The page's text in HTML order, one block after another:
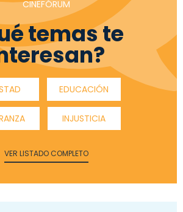
CINEFÓRUM
temas te
EDUCACIÓN
INJUSTICIA
VER LISTADO COMPLETO